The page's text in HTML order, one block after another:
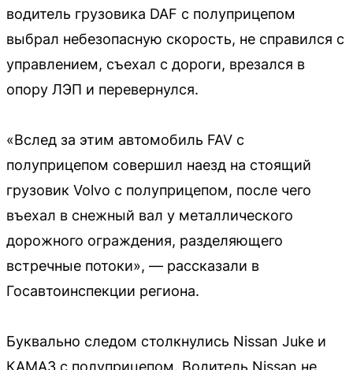
водитель грузовика DAF с полуприцепом
выбрал небезопасную скорость, не справился с
управлением, съехал с дороги, врезался в
опору ЛЭП и перевернулся.
«Вслед за этим автомобиль FAV с
полуприцепом совершил наезд на стоящий
грузовик Volvo с полуприцепом, после чего
въехал в снежный вал у металлического
дорожного ограждения, разделяющего
встречные потоки», — рассказали в
Госавтоинспекции региона.
Буквально следом столкнулись Nissan Juke и
КАМАЗ с полуприцепом. Водитель Nissan не